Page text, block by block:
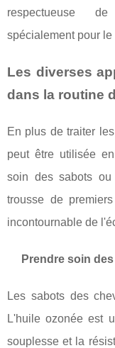
respectueuse
spécialement pour le
Les diverses
dans la routine
En plus de traiter
peut être utilisée
soin des sabots
trousse de
incontournable de
Prendre soin
Les sabots des
L'huile ozonée est
souplesse et la